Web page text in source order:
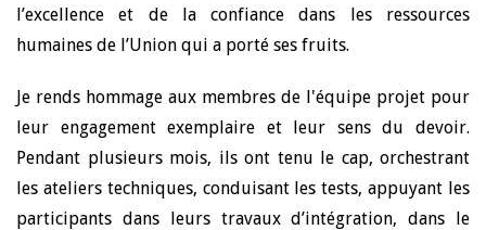
l’excellence et de la confiance dans les ressources
humaines de l’Union qui a porté ses fruits.
Je rends hommage aux membres de l'équipe projet pour
leur engagement exemplaire et leur sens du devoir.
Pendant plusieurs mois, ils ont tenu le cap, orchestrant
les ateliers techniques, conduisant les tests, appuyant les
participants dans leurs travaux d’intégration, dans le